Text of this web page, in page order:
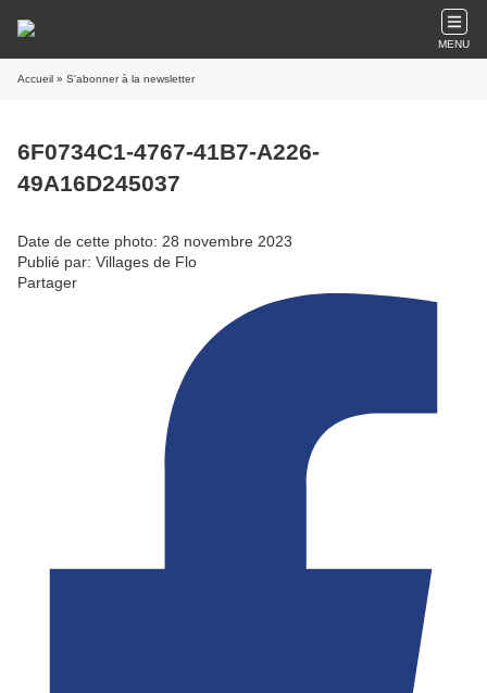
MENU
Accueil » S'abonner à la newsletter
6F0734C1-4767-41B7-A226-
49A16D245037
Date de cette photo: 28 novembre 2023
Publié par: Villages de Flo
Partager